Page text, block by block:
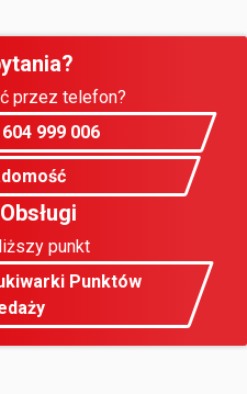
przez telefon?
999 006
punkt
Punktów